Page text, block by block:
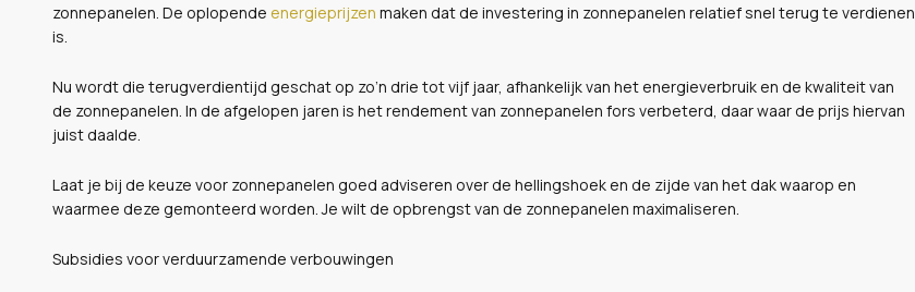
zonnepanelen. De oplopende energieprijzen maken dat de investering in zonnepanelen relatief snel terug te verdienen
is.
Nu wordt die terugverdientijd geschat op zo’n drie tot vijf jaar, afhankelijk van het energieverbruik en de kwaliteit van
de zonnepanelen. In de afgelopen jaren is het rendement van zonnepanelen fors verbeterd, daar waar de prijs hiervan
juist daalde.
Laat je bij de keuze voor zonnepanelen goed adviseren over de hellingshoek en de zijde van het dak waarop en
waarmee deze gemonteerd worden. Je wilt de opbrengst van de zonnepanelen maximaliseren.
Subsidies voor verduurzamende verbouwingen